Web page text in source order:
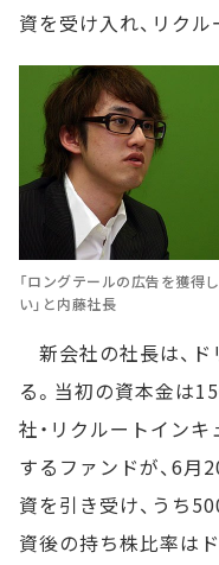
資を受け入れ、リクル
「ロングテールの広告を獲得
い」と内藤社長
新会社の社長は、
る。当初の資本金は
社・リクルートイン
するファンドが、6月
資を引き受け、うち
資後の持ち株比率は